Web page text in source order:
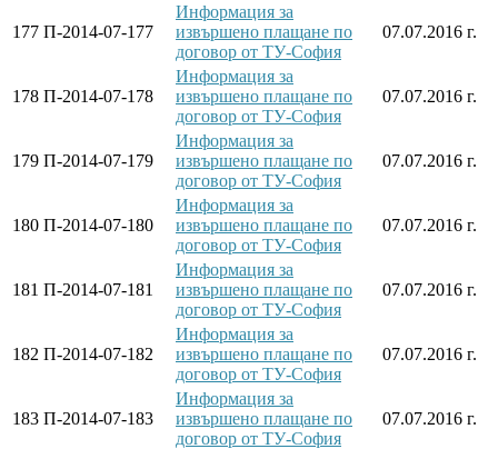
177 П-2014-07-177
Информация за
извършено плащане по
договор от ТУ-София
07.07.2016 г.
178 П-2014-07-178
Информация за
извършено плащане по
договор от ТУ-София
07.07.2016 г.
179 П-2014-07-179
Информация за
извършено плащане по
договор от ТУ-София
07.07.2016 г.
180 П-2014-07-180
Информация за
извършено плащане по
договор от ТУ-София
07.07.2016 г.
181 П-2014-07-181
Информация за
извършено плащане по
договор от ТУ-София
07.07.2016 г.
182 П-2014-07-182
Информация за
извършено плащане по
договор от ТУ-София
07.07.2016 г.
183 П-2014-07-183
Информация за
извършено плащане по
договор от ТУ-София
07.07.2016 г.